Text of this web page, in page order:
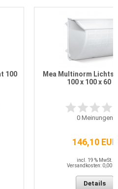
100
Mea Multinorm
100 x 100 x 60
0Meinungen
146,10 EUR
incl. 19 % MwSt.
Versandkosten: 0,00
Details